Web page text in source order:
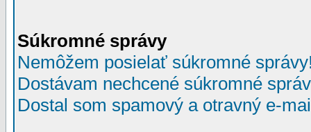
Súkromné správy
Nemôžem posielať súkromné
Dostávam nechcené súkromné
Dostal som spamový a otravný e-